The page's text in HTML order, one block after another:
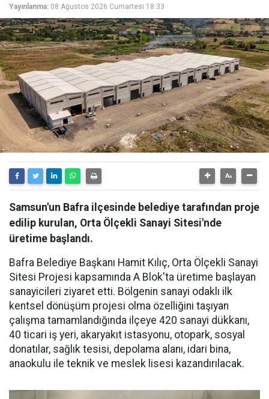
Yayınlanma: 08 Ağustos 2026 Cumartesi 18:33
Samsun'un Bafra ilçesinde belediye tarafından proje
edilip kurulan, Orta Ölçekli Sanayi Sitesi'nde
üretime başlandı.
Bafra Belediye Başkanı Hamit Kılıç, Orta Ölçekli Sanayi
Sitesi Projesi kapsamında A Blok'ta üretime başlayan
sanayicileri ziyaret etti. Bölgenin sanayi odaklı ilk
kentsel dönüşüm projesi olma özelliğini taşıyan
çalışma tamamlandığında ilçeye 420 sanayi dükkanı,
40 ticari iş yeri, akaryakıt istasyonu, otopark, sosyal
donatılar, sağlık tesisi, depolama alanı, idari bina,
anaokulu ile teknik ve meslek lisesi kazandırılacak.